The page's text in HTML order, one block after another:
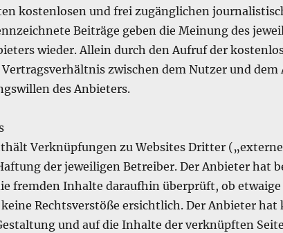
kostenlosen und frei zugänglichen
Beiträge geben die Meinung des
wieder. Allein durch den Aufruf der
zwischen dem Nutzer und
des Anbieters.
Verknüpfungen zu Websites Dritter
der jeweiligen Betreiber. Der Anbieter hat
fremden Inhalte daraufhin überprüft, ob etwaige
Rechtsverstöße ersichtlich. Der Anbieter
und auf die Inhalte der verknüpften